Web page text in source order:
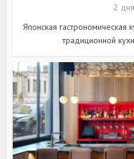
2
Японская гастрономическая
традиционной